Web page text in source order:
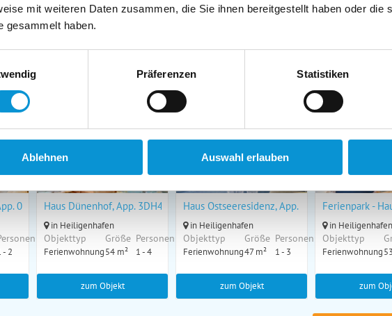
mit weiteren Daten zusammen, die Sie ihnen bereitgestellt haben oder die
gesammelt haben.
Präferenzen Statistiken
Ablehnen Auswahl erlauben
1 - 4
in Heiligenhafen
Objekttyp
in Süssau in Heiligenhafen
0D1004
- 2
Haus Dünenhof, App. 3DH48
in Heiligenhafen
Objekttyp
Ferienwohnung
Größe
54 m²
Personen
1 - 4
zum Objekt
online buchbar
Haus Ostseeresidenz, App. 3OSR20
in Heiligenhafen
Objekttyp
Ferienwohnung
Größe
47 m²
Personen
1 - 3
zum Objekt
online buchbar
Ferienpark -
in Heiligenhafen
Objekttyp
Ferienwohnung
zum